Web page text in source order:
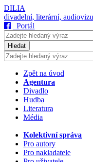
DILIA
divadelní, literární,
Portál
Hledat
Zpět na úvod
Agentura
Divadlo
Hudba
Literatura
Média
Kolektivní správa
Pro autory
Pro nakladatele